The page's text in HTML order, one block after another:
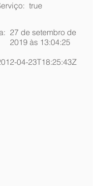
true
27 de setembro de
2019 às 13:04:25
04-23T18:25:43Z